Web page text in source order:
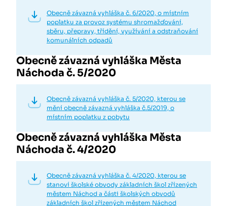
Obecně závazná vyhláška č. 6/2020, o místním
poplatku za provoz systému shromažďování,
sběru, přepravy, třídění, využívání a odstraňování
komunálních odpadů
Obecně závazná vyhláška Města
Náchoda č. 5/2020
Obecně závazná vyhláška č. 5/2020, kterou se
mění obecně závazná vyhláška č.5/2019, o
místním poplatku z pobytu
Obecně závazná vyhláška Města
Náchoda č. 4/2020
Obecně závazná vyhláška č. 4/2020, kterou se
stanoví školské obvody základních škol zřízených
městem Náchod a části školských obvodů
základních škol zřízených městem Náchod